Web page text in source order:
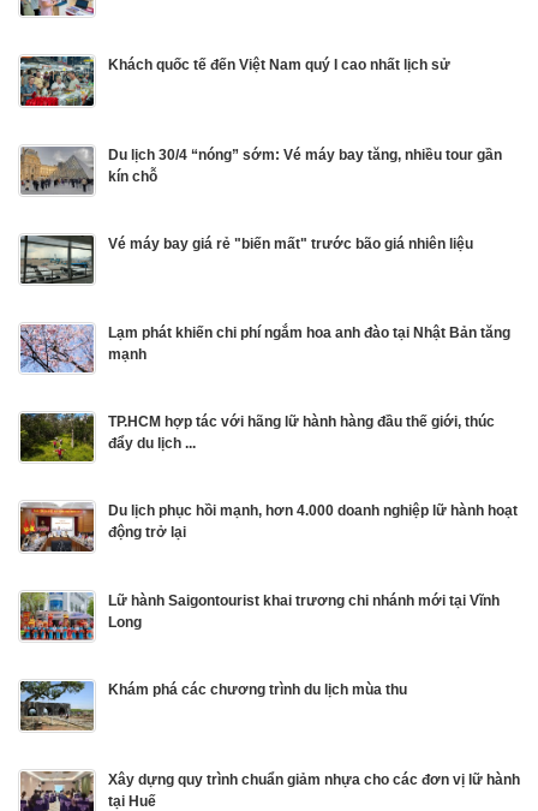
Khách quốc tế đến Việt Nam quý I cao nhất lịch sử
Du lịch 30/4 “nóng” sớm: Vé máy bay tăng, nhiều tour gần
kín chỗ
Vé máy bay giá rẻ "biến mất" trước bão giá nhiên liệu
Lạm phát khiến chi phí ngắm hoa anh đào tại Nhật Bản tăng
mạnh
TP.HCM hợp tác với hãng lữ hành hàng đầu thế giới, thúc
đẩy du lịch ...
Du lịch phục hồi mạnh, hơn 4.000 doanh nghiệp lữ hành hoạt
động trở lại
Lữ hành Saigontourist khai trương chi nhánh mới tại Vĩnh
Long
Khám phá các chương trình du lịch mùa thu
Xây dựng quy trình chuẩn giảm nhựa cho các đơn vị lữ hành
tại Huế